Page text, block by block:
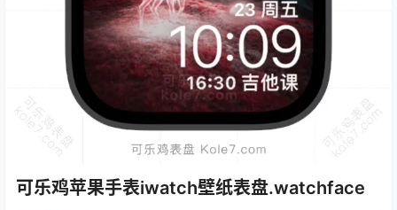
可乐鸡苹果手表iwatch壁纸表盘.watchface